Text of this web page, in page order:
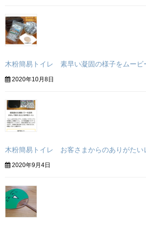
木粉簡易トイレ 素早い凝固の様子をムービ
2020年10月8日
木粉簡易トイレ お客さまからのありがたい
2020年9月4日